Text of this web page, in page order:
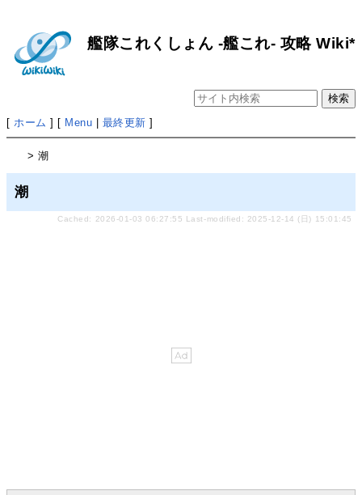
艦隊これくしょん -艦これ- 攻略 Wiki*
[ホーム ] [ Menu 最終更新 ]
> 潮
潮
Cached: 2026-01-03 06:27:55 Last-modified: 2025-12-14 (日) 15:01:45